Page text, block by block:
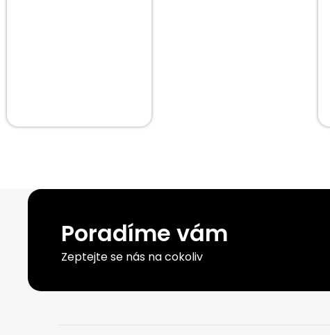
Poradíme vám
Zeptejte se nás na cokoliv